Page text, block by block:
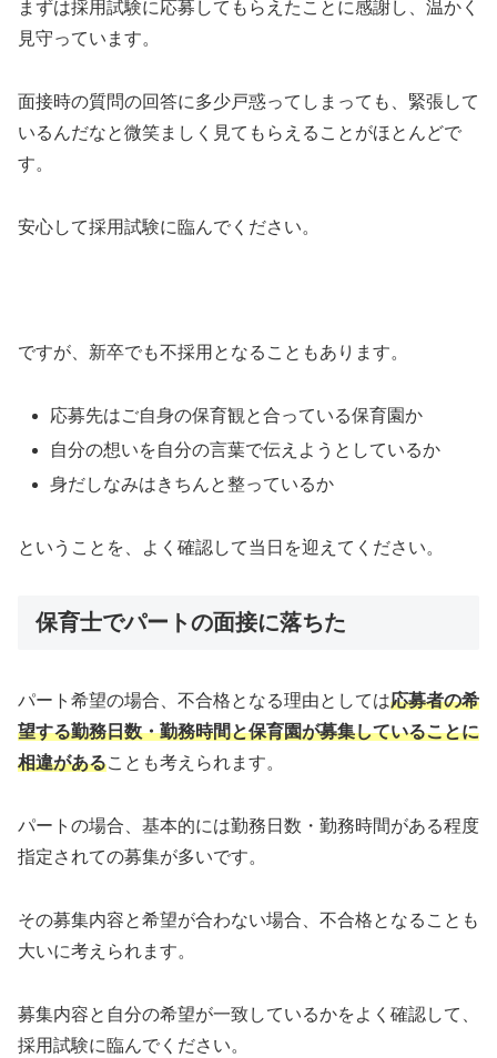
まずは採用試験に応募してもらえたことに感謝し、温かく
見守っています。
面接時の質問の回答に多少戸惑ってしまっても、緊張して
いるんだなと微笑ましく見てもらえることがほとんどで
す。
安心して採用試験に臨んでください。
ですが、新卒でも不採用となることもあります。
応募先はご自身の保育観と合っている保育園か
自分の想いを自分の言葉で伝えようとしているか
身だしなみはきちんと整っているか
ということを、よく確認して当日を迎えてください。
保育士でパートの面接に落ちた
パート希望の場合、不合格となる理由としては応募者の希
望する勤務日数・勤務時間と保育園が募集していることに
相違があることも考えられます。
パートの場合、基本的には勤務日数・勤務時間がある程度
指定されての募集が多いです。
その募集内容と希望が合わない場合、不合格となることも
大いに考えられます。
募集内容と自分の希望が一致しているかをよく確認して、
採用試験に臨んでください。